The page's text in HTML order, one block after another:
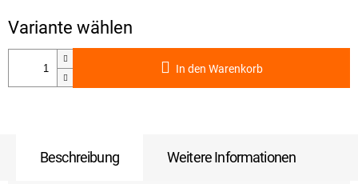
In den Warenkorb
Beschreibung Weitere Informationen